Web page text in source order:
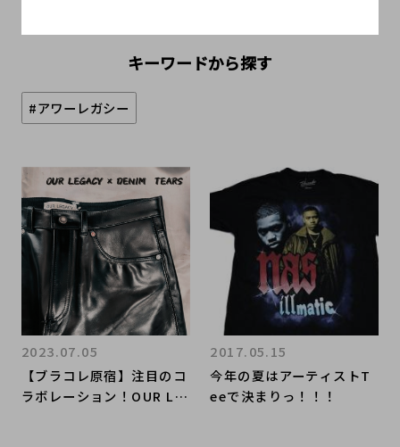
キーワードから探す
#アワーレガシー
【ブラコレ原宿】注目のコ
ラボレーション！OUR LE
2023.07.05
今年の夏はアーティストT
eeで決まりっ！！！
2017.05.15